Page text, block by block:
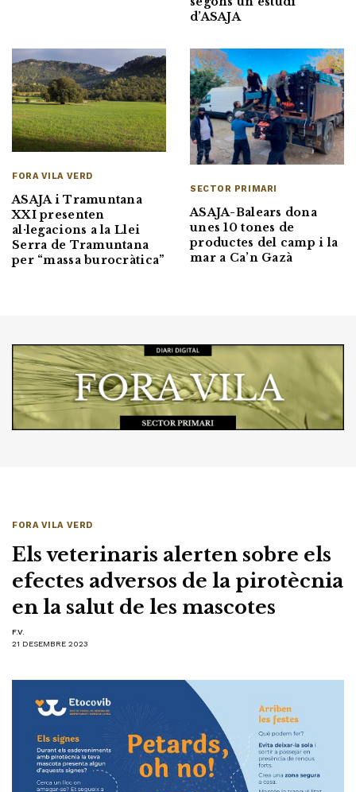
d’ASAJA
FORA VILA VERD
ASAJA i Tramuntana
XXI presenten
al·legacions a la Llei
Serra de Tramuntana
per “massa burocràtica”
SECTOR PRIMARI
ASAJA-Balears dona
unes 10 tones de
productes del camp i la
mar a Ca’n Gazà
FORA VILA VERD
Els veterinaris alerten sobre els
efectes adversos de la pirotècnia
en la salut de les mascotes
F.V.
21 DESEMBRE 2023